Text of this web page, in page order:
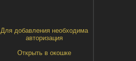
Для добавления необходима
авторизация
Открыть в окошке